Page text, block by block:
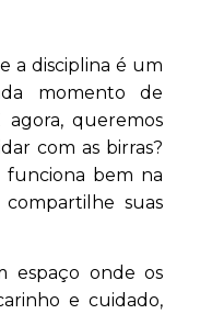
a disciplina é um
momento de
queremos
com as birras?
funciona bem na
suas
espaço onde os
e cuidado,